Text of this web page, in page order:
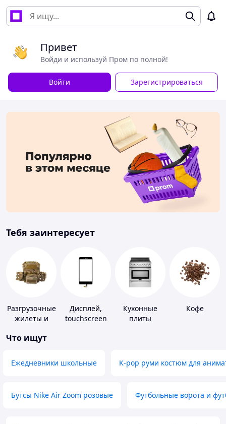
Привет
Войди и используй Пром по полной!
Войти Зарегистрироваться
Тебя заинтересует
Разгрузочные
жилеты и
без плит
Дисплей,
touchscreen
Кухонные
плиты
Кофе
Что ищут
Ежедневники школьные K-pop руми костюм для
Бутсы Nike Air Zoom розовые Футбольные ворота и